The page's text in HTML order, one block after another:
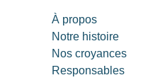
À propos
Notre histoire
Nos croyances
Responsables